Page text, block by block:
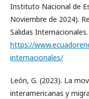
Instituto Nacional de
Noviembre de 2024).
Salidas Internacionales.
https://
internacionales/
León, G. (2023). La
interamericanas y